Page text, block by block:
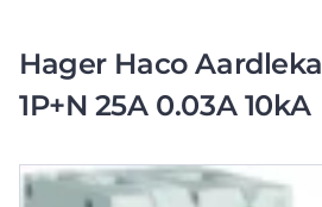
Hager Haco
1P+N 25A 0.03A 10kA